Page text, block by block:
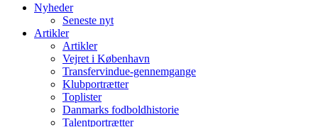
Nyheder
Seneste nyt
Artikler
Artikler
Vejret i København
Transfervindue-gennemgange
Klubportrætter
Toplister
Danmarks fodboldhistorie
Talentportrætter